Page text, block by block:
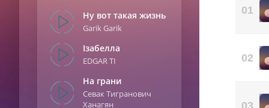
Ну вот такая жизнь
Garik Garik
Ізабелла
EDGAR TI
На грани
Севак Тигранович
Ханагян
01
02
03